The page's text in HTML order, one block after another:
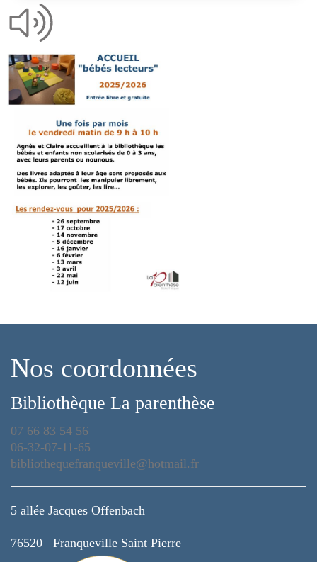
Nos coordonnées
Bibliothèque La parenthèse
07 66 83 54 56
06-32-07-11-65
bibliothequefranqueville@hotmail.fr
5 allée Jacques Offenbach
76520 Franqueville Saint Pierre